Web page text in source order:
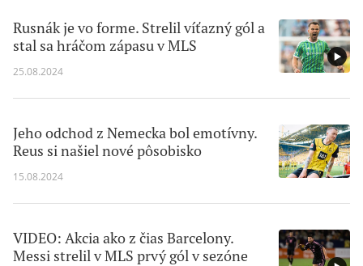
Rusnák je vo forme. Strelil víťazný gól a
stal sa hráčom zápasu v MLS
25.08.2024
Jeho odchod z Nemecka bol emotívny.
Reus si našiel nové pôsobisko
15.08.2024
VIDEO: Akcia ako z čias Barcelony.
Messi strelil v MLS prvý gól v sezóne